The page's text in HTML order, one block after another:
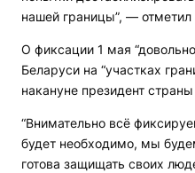
нашей границы”, —
О фиксации 1 мая
Беларуси на “участках
накануне президент
“Внимательно всё
будет необходимо, мы
готова защищать своих